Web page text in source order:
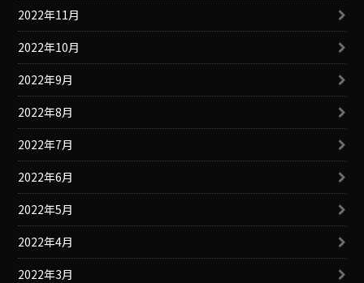
2022年11月
2022年10月
2022年9月
2022年8月
2022年7月
2022年6月
2022年5月
2022年4月
2022年3月